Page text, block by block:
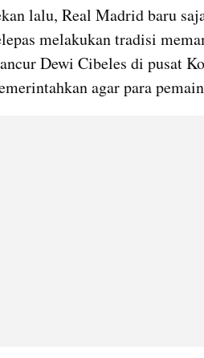
lalu, Real Madrid baru
melakukan tradisi
Dewi Cibeles di pusat
agar para